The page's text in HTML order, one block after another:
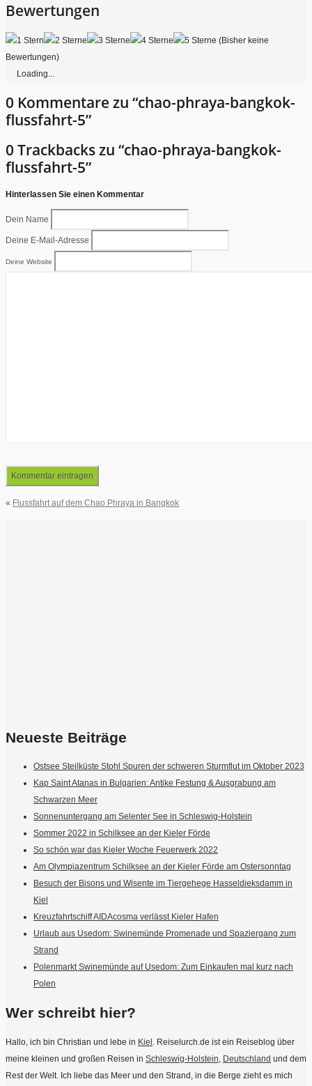
Bewertungen
(Bisher keine
Bewertungen)
Loading...
0 Kommentare zu “chao-phraya-bangkok-
flussfahrt-5”
0 Trackbacks zu “chao-phraya-bangkok-
flussfahrt-5”
Hinterlassen Sie einen Kommentar
Dein Name
Deine E-Mail-Adresse
Deine Website
« Flussfahrt auf dem Chao Phraya in Bangkok
Neueste Beiträge
Ostsee Steilküste Stohl Spuren der schweren Sturmflut im Oktober 2023
Kap Saint Atanas in Bulgarien: Antike Festung & Ausgrabung am
Schwarzen Meer
Sonnenuntergang am Selenter See in Schleswig-Holstein
Sommer 2022 in Schilksee an der Kieler Förde
So schön war das Kieler Woche Feuerwerk 2022
Am Olympiazentrum Schilksee an der Kieler Förde am Ostersonntag
Besuch der Bisons und Wisente im Tiergehege Hasseldieksdamm in
Kiel
Kreuzfahrtschiff AIDAcosma verlässt Kieler Hafen
Urlaub aus Usedom: Swinemünde Promenade und Spaziergang zum
Strand
Polenmarkt Swinemünde auf Usedom: Zum Einkaufen mal kurz nach
Polen
Wer schreibt hier?
Hallo, ich bin Christian und lebe in Kiel. Reiselurch.de ist ein Reiseblog über
meine kleinen und großen Reisen in Schleswig-Holstein, Deutschland und dem
Rest der Welt. Ich liebe das Meer und den Strand, in die Berge zieht es mich